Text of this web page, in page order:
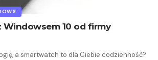
Windowsem 10 od firmy
a smartwatch to dla Ciebie codzienność?